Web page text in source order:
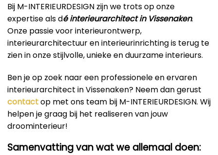
Bij M-INTERIEURDESIGN zijn we trots op onze
expertise als dé interieurarchitect in Vissenaken.
Onze passie voor interieurontwerp,
interieurarchitectuur en interieurinrichting is terug te
zien in onze stijlvolle, unieke en duurzame interieurs.
Ben je op zoek naar een professionele en ervaren
interieurarchitect in Vissenaken? Neem dan gerust
contactop met ons team bij M-INTERIEURDESIGN. Wij
helpen je graag bij het realiseren van jouw
droominterieur!
Samenvatting van wat we allemaal doen: